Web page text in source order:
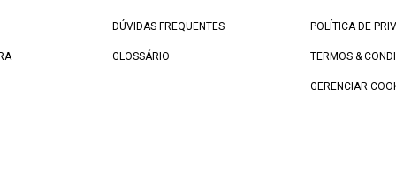
DÚVIDAS FREQUENTES
GLOSSÁRIO
POLÍTICA DE
TERMOS &
GERENCIAR